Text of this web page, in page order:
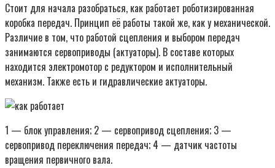
Стоит для начала разобраться, как работает роботизированная
коробка передач. Принцип её работы такой же, как у механической.
Различие в том, что работой сцепления и выбором передач
занимаются сервоприводы (актуаторы). В составе которых
находится электромотор с редуктором и исполнительный
механизм. Также есть и гидравлические актуаторы.
1 — блок управления; 2 — сервопривод сцепления; 3 —
сервопривод переключения передач; 4 — датчик частоты
вращения первичного вала.